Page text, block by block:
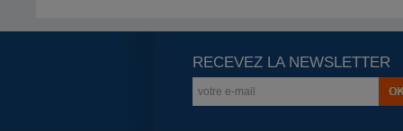
RECEVEZ LA NEWSLETTER